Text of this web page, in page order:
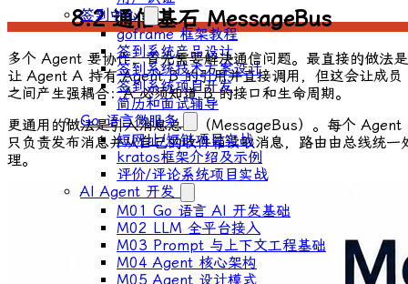
签到中心
goframe 框架教程
签到系统产品设计
签到系统技术方案设计
签到系统项目开发
简历和面试辅导
Go 语言微服务
短网址/短链项目实战
kratos框架介绍及示例
评价/评论系统项目实战
AI Agent 开发
M01 Go 语言 AI 开发基础
M02 LLM 全平台接入
M03 Prompt 与上下文工程基础
M04 Agent 核心架构
M05 Agent 设计模式
8.2 通信基石 MessageBus
多个 Agent 要协作，首先需要解决通信问题。最直接的做法是
让 Agent A 持有 Agent B 的引用并直接调用，但这会让成员
之间产生强耦合：A 必须知道 B 的接口和生命周期。
更通用的做法是引入消息总线（MessageBus）。每个 Agent
只负责发布消息并从自己的收件箱读取消息，路由由总线统一
理。